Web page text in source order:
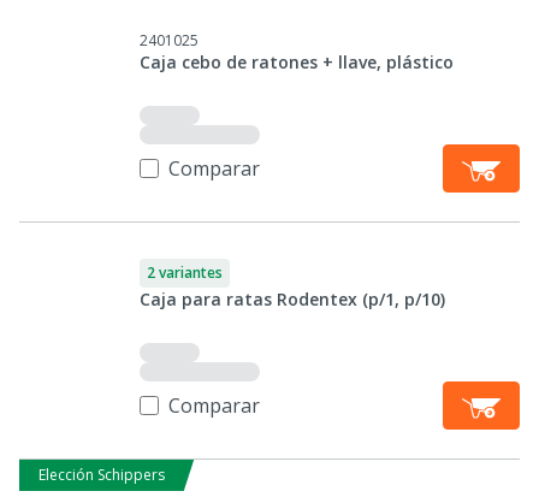
2401025
Caja cebo de ratones + llave, plástico
Comparar
2 variantes
Caja para ratas Rodentex (p/1, p/10)
Comparar
Elección Schippers